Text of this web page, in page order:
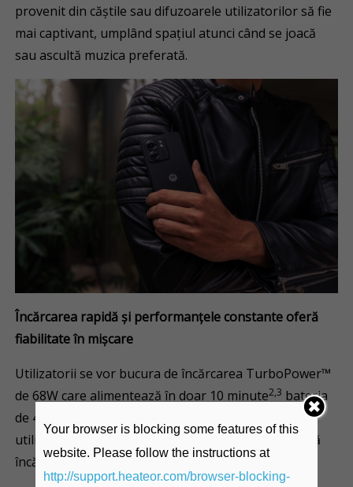
provenit din căștile sau difuzoarele utilizatorilor să fie
mai captivant, umplând spațiul atunci când se joacă
sau ascultă muzica preferată.
Încărcarea rapidă și performanțele constante oferă
fiabilitate în mișcare
Utilizatorii se vor bucura de încărcarea TurboPower™
de 68W care alimentează în doar 10 minute2,3 bateria
de 4400mAh. Pentru o experiență mai confortabilă,
utilizatorii pot renunța complet la cabluri mulțumită
încărcării wireless de 15W4 .
Your browser is blocking some features of this
website. Please follow the instructions at
http://support.heateor.com/browser-blocking-